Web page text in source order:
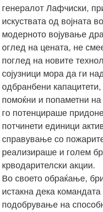
генералот Лафчиски,
искуствата од војната
модерното војување
оглед на цената, не
поглед на новите
сојузници мора да ги
одбранбени
помоќни и попаметни
го потенцираше
потчинети единици
справување со
реализираше и голем
крводарителски акции.
Во своето обраќање,
истакна дека
подобрување на